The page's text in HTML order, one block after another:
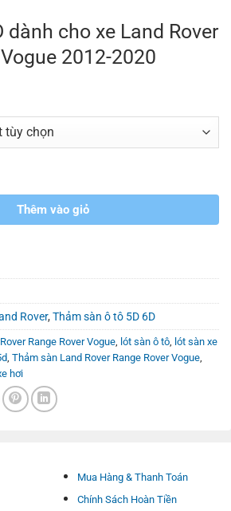
dành cho xe Land Rover
2012-2020
Thêm vào giỏ
Rover,Thảm sàn ô tô 5D 6D
Range Rover Vogue, lót sàn ô tô, lót sàn xe
, Thảm sàn Land Rover Range Rover Vogue,
hơi
Mua Hàng & Thanh Toán
Chính Sách Hoàn Tiền